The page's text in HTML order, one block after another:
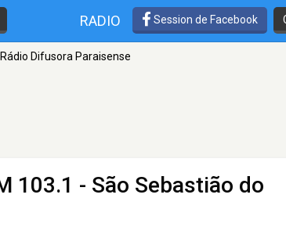
RADIO Session de Facebook
Rádio Difusora Paraisense
103.1 - São Sebastião do